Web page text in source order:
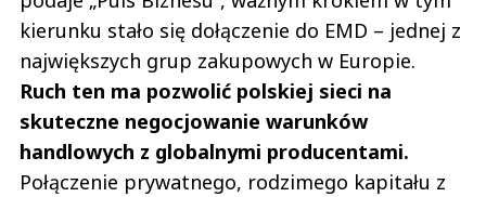
kierunku stało się dołączenie do EMD – jednej z
największych grup zakupowych w Europie.
Ruch ten ma pozwolić polskiej sieci na
skuteczne negocjowanie warunków
handlowych z globalnymi producentami.
Połączenie prywatnego, rodzimego kapitału z